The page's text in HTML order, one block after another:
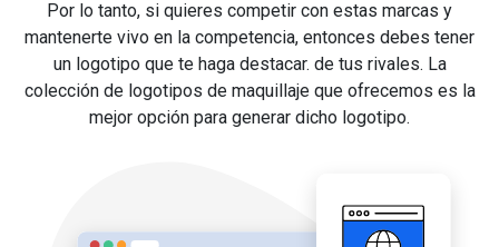
Por lo tanto, si quieres competir con estas marcas y
mantenerte vivo en la competencia, entonces debes tener
un logotipo que te haga destacar. de tus rivales. La
colección de logotipos de maquillaje que ofrecemos es la
mejor opción para generar dicho logotipo.